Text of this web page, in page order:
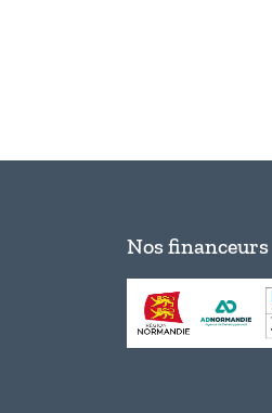
Nos financeurs